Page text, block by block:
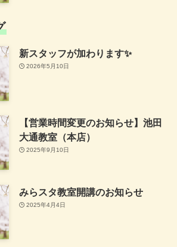
新スタッフが加わります✨
2026年5月10日
【営業時間変更のお知らせ】池田
大通教室（本店）
2025年9月10日
みらスタ教室開講のお知らせ
2025年4月4日